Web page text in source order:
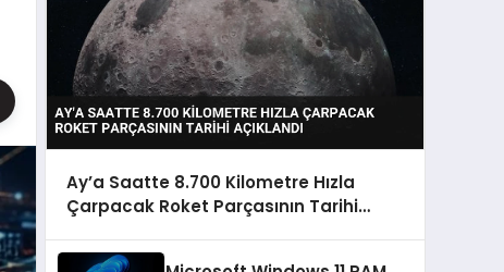
Ay’a Saatte 8.700 Kilometre Hızla
Çarpacak Roket Parçasının Tarihi